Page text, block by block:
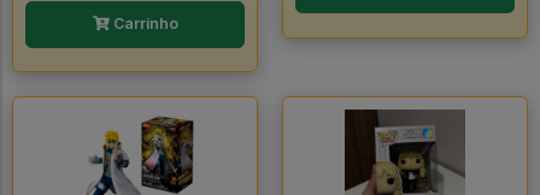
Carrinho